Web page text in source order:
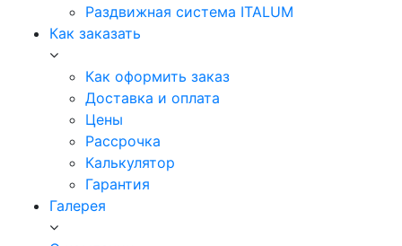
Раздвижная система ITALUM
Как заказать
Как оформить заказ
Доставка и оплата
Цены
Рассрочка
Калькулятор
Гарантия
Галерея